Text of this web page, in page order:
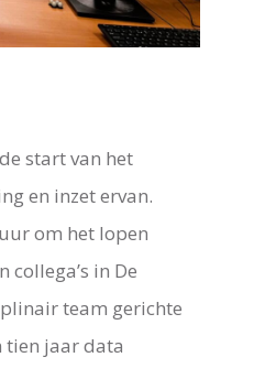
start van het
en inzet ervan.
om het lopen
in De
team gerichte
tien jaar data